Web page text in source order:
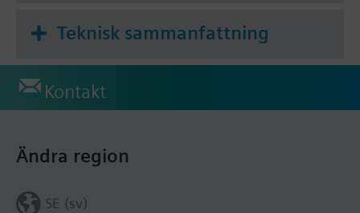
Teknisk sammanfattning
Kontakt
Ändra region
SE (sv)